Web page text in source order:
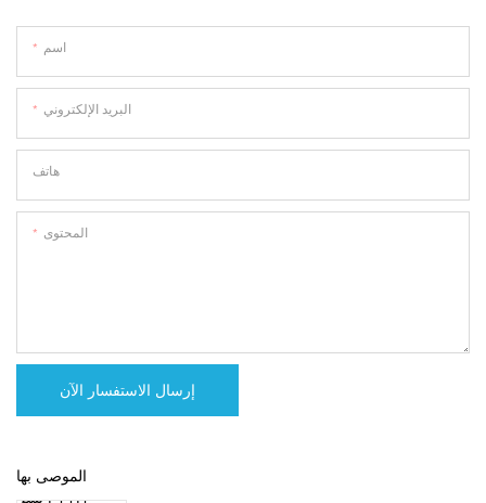
اسم
البريد الإلكتروني
هاتف
المحتوى
إرسال الاستفسار الآن
الموصى بها